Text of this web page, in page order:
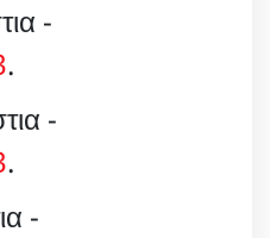
-
.
-
.
-